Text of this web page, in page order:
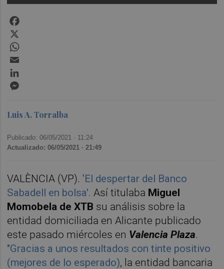
Luis A. Torralba
Publicado: 06/05/2021 · 11:24
Actualizado: 06/05/2021 · 21:49
VALÈNCIA (VP). 'El despertar del Banco
Sabadell en bolsa'. Así titulaba Miguel
Momobela de XTB su análisis sobre la
entidad domiciliada en Alicante publicado
este pasado miércoles en Valencia Plaza.
"Gracias a unos resultados con tinte positivo
(mejores de lo esperado), la entidad bancaria